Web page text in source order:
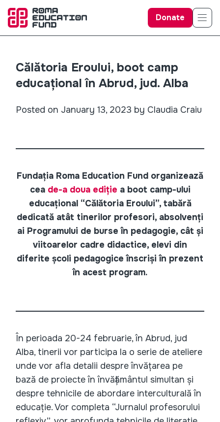
Donate
Călătoria Eroului, boot camp
educațional în Abrud, jud. Alba
Posted on January 13, 2023 by Claudia Craiu
Fundația Roma Education Fund organizează
cea de-a doua ediție a boot camp-ului
educațional “Călătoria Eroului”, tabără
dedicată atât tinerilor profesori, absolvenți
ai Programului de burse în pedagogie, cât și
viitoarelor cadre didactice, elevi din
diferite școli pedagogice înscriși în prezent
în acest program.
În perioada 20-24 februarie, în Abrud, jud
Alba, tinerii vor participa la o serie de ateliere
unde vor afla detalii despre învățarea pe
bază de proiecte în învățământul simultan și
despre tehnicile de abordare interculturală în
educație. Vor completa “Jurnalul profesorului